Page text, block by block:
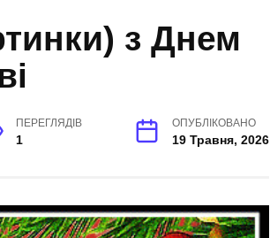
з Днем
ПЕРЕГЛЯДІВ
1
ОПУБЛІКОВАНО
19 Травня, 2026